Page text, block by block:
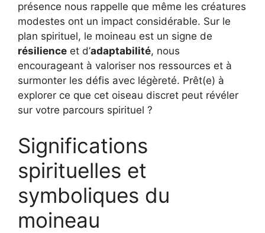
présence nous rappelle que même les créatures
modestes ont un impact considérable. Sur le
plan spirituel, le moineau est un signe de
résilience et d’adaptabilité, nous
encourageant à valoriser nos ressources et à
surmonter les défis avec légèreté. Prêt(e) à
explorer ce que cet oiseau discret peut révéler
sur votre parcours spirituel ?
Significations
spirituelles et
symboliques du
moineau